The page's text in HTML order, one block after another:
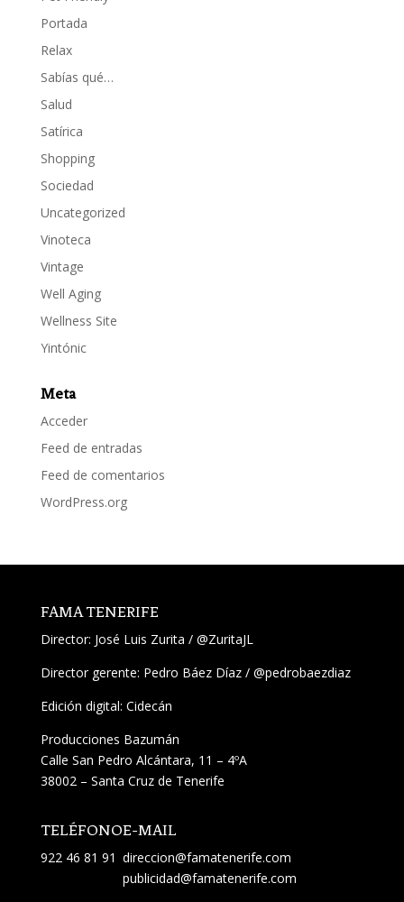
Portada
Relax
Sabías qué…
Salud
Satírica
Shopping
Sociedad
Uncategorized
Vinoteca
Vintage
Well Aging
Wellness Site
Yintónic
Meta
Acceder
Feed de entradas
Feed de comentarios
WordPress.org
FAMA TENERIFE
Director: José Luis Zurita / @ZuritaJL
Director gerente: Pedro Báez Díaz / @pedrobaezdiaz
Edición digital: Cidecán
Producciones Bazumán
Calle San Pedro Alcántara, 11 – 4ºA
38002 – Santa Cruz de Tenerife
TELÉFONO
922 46 81 91
E-MAIL
direccion@famatenerife.com
publicidad@famatenerife.com